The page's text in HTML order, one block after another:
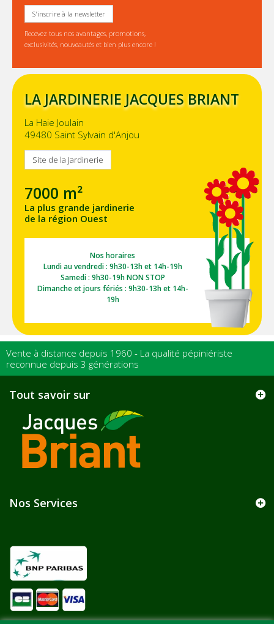
S'inscrire à la newsletter
Recevez tous nos avantages, promotions,
exclusivités, nouveautés et bien plus encore !
LA JARDINERIE JACQUES BRIANT
La Haie Joulain
49480 Saint Sylvain d'Anjou
Site de la Jardinerie
7000 m²
La plus grande jardinerie
de la région Ouest
Nos horaires
Lundi au vendredi : 9h30-13h et 14h-19h
Samedi : 9h30-19h NON STOP
Dimanche et jours fériés : 9h30-13h et 14h-
19h
Vente à distance depuis 1960 - La qualité pépiniériste
reconnue depuis 3 générations
Tout savoir sur
Nos Services